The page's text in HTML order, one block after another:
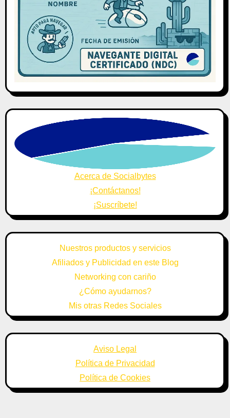
Acerca de Socialbytes
¡Contáctanos!
¡Suscríbete!
Nuestros productos y servicios
Afiliados y Publicidad en este Blog
Networking con cariño
¿Cómo ayudarnos?
Mis otras Redes Sociales
Aviso Legal
Política de Privacidad
Política de Cookies